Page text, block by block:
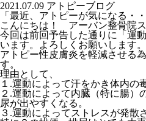
2021.07.09 アトピーブログ
「最近、アトピーが気になる・
こんにちは！ アーバン整骨院ス
今回は前回予告した通りに「運
います。よろしくお願いします。
アトピー性皮膚炎を軽減させる
す。
理由として、
１.運動によって汗をかき体内の
２.運動によって内臓（特に腸）
尿が出やすくなる。
３.運動によってストレスが発散